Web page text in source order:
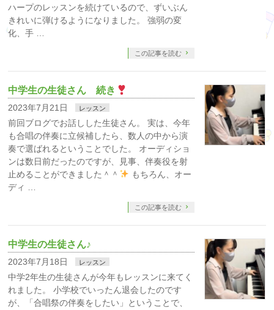
ハープのレッスンを続けているので、ずいぶん
きれいに弾けるようになりました。 強弱の変
化、手 …
この記事を読む
中学生の生徒さん 続き
2023年7月21日 レッスン
前回ブログでお話しした生徒さん。 実は、今年
も合唱の伴奏に立候補したら、数人の中から演
奏で選ばれるということでした。 オーディショ
ンは数日前だったのですが、見事、伴奏役を射
止めることができました＾＾
もちろん、オー
ディ …
この記事を読む
中学生の生徒さん♪
2023年7月18日 レッスン
中学2年生の生徒さんが今年もレッスンに来てく
れました。 小学校でいったん退会したのです
が、「合唱祭の伴奏をしたい」ということで、